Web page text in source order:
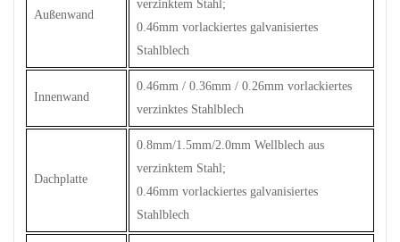
Außenwand
verzinktem Stahl;
0.46mm vorlackiertes galvanisiertes
Stahlblech
Innenwand
0.46mm / 0.36mm / 0.26mm vorlackiertes
verzinktes Stahlblech
Dachplatte
0.8mm/1.5mm/2.0mm Wellblech aus
verzinktem Stahl;
0.46mm vorlackiertes galvanisiertes
Stahlblech